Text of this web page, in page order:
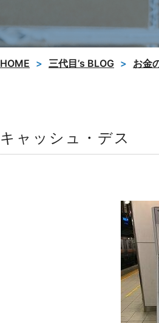
HOME 三代目’s BLOG お金
キャッシュ・デス